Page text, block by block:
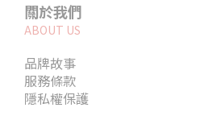
關於我們
ABOUT US
品牌故事
服務條款
隱私權保護